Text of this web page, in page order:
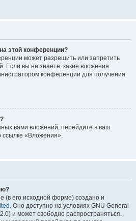
этой конференции?
может разрешить или запретить
Если вы не знаете, какие вложения
конференции для получения
вами вложений, перейдите в ваш
ссылке «Вложения».
(в его исходной форме) создано и
. Оно доступно на условиях GNU General
и может свободно распространяться.